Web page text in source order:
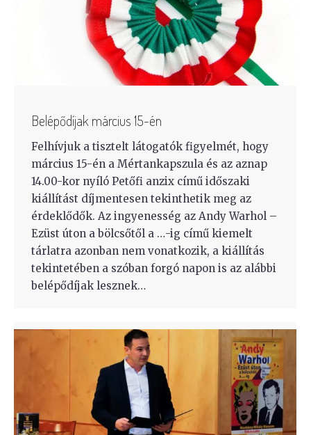
Belépődíjak március 15-én
Felhívjuk a tisztelt látogatók figyelmét, hogy
március 15-én a Mértankapszula és az aznap
14.00-kor nyíló Petőfi anzix című időszaki
kiállítást díjmentesen tekinthetik meg az
érdeklődők. Az ingyenesség az Andy Warhol –
Ezüst úton a bölcsőtől a …-ig című kiemelt
tárlatra azonban nem vonatkozik, a kiállítás
tekintetében a szóban forgó napon is az alábbi
belépődíjak lesznek…